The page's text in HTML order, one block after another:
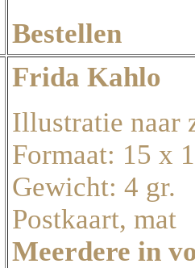
Bestellen
Frida Kahlo
Illustratie naar
Formaat: 15 x
Gewicht: 4 gr.
Postkaart, mat
Meerdere in